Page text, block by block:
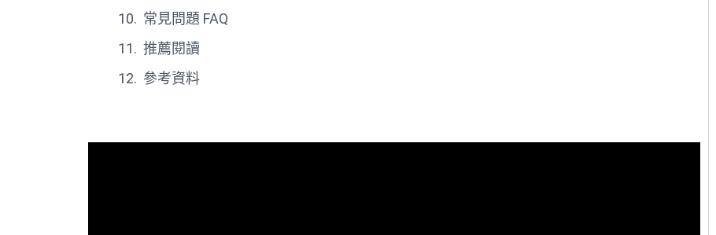
常見問題 FAQ
推薦閱讀
參考資料